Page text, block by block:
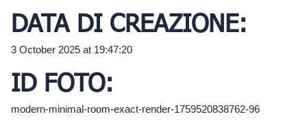
DATA DI CREAZIONE:
3 October 2025 at 19:47:20
ID FOTO:
modern-minimal-room-exact-render-1759520838762-96